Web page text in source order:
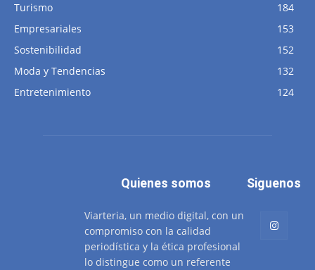
Turismo
184
Empresariales
153
Sostenibilidad
152
Moda y Tendencias
132
Entretenimiento
124
Quienes somos
Viarteria, un medio digital, con un
compromiso con la calidad
periodística y la ética profesional
lo distingue como un referente
Siguenos